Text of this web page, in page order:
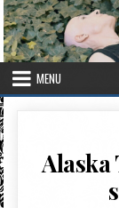
Skip to content
MENU